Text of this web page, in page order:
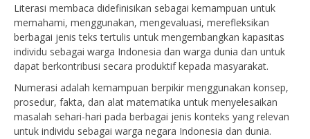
Literasi membaca didefinisikan sebagai kemampuan untuk
memahami, menggunakan, mengevaluasi, merefleksikan
berbagai jenis teks tertulis untuk mengembangkan kapasitas
individu sebagai warga Indonesia dan warga dunia dan untuk
dapat berkontribusi secara produktif kepada masyarakat.
Numerasi adalah kemampuan berpikir menggunakan konsep,
prosedur, fakta, dan alat matematika untuk menyelesaikan
masalah sehari-hari pada berbagai jenis konteks yang relevan
untuk individu sebagai warga negara Indonesia dan dunia.